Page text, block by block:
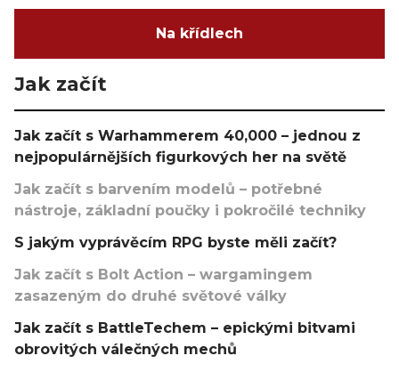
Na křídlech
Jak začít
Jak začít s Warhammerem 40,000 – jednou z
nejpopulárnějších figurkových her na světě
Jak začít s barvením modelů – potřebné
nástroje, základní poučky i pokročilé techniky
S jakým vyprávěcím RPG byste měli začít?
Jak začít s Bolt Action – wargamingem
zasazeným do druhé světové války
Jak začít s BattleTechem – epickými bitvami
obrovitých válečných mechů